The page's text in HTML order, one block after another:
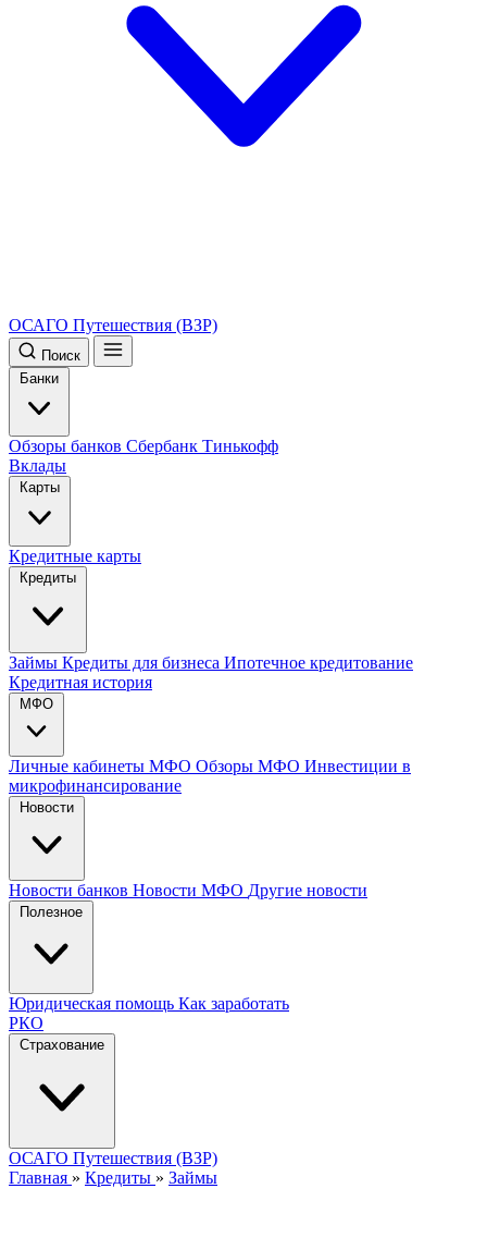
ОСАГО Путешествия (ВЗР)
Поиск
Банки
Обзоры банков Сбербанк Тинькофф
Вклады
Карты
Кредитные карты
Кредиты
Займы Кредиты для бизнеса Ипотечное кредитование
Кредитная история
МФО
Личные кабинеты МФО Обзоры МФО Инвестиции в
микрофинансирование
Новости
Новости банков Новости МФО Другие новости
Полезное
Юридическая помощь Как заработать
РКО
Страхование
ОСАГО Путешествия (ВЗР)
Главная » Кредиты » Займы